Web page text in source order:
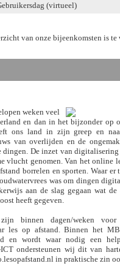
(virtueel)
van onze bijeenkomsten is te
weken veel
en dan in het bijzonder op
ons land in zijn greep en
van overlijden en de
dingen. De inzet van
vlucht genomen. Van het online
borrelen en sporten. Waar er
was om dingen
aan de slag gegaan wat de
heeft gegeven.
binnen dagen/weken
les op afstand. Binnen het
en wordt waar nodig een
ondersteunen wij dit van
in praktische zin